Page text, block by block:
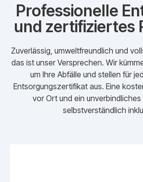
Professionelle
und zertifiziertes
Zuverlässig, umweltfreundlich und
das ist unser Versprechen. Wir
um Ihre Abfälle und stellen für
Entsorgungszertifikat aus. Eine
vor Ort und ein
selbstverständlich